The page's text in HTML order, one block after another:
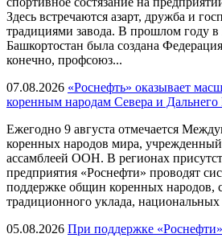
Здесь встречаются азарт, дружба и
традициями завода. В прошлом году в
Башкортостан была создана
конечно, профсоюз...
07.08.2026 «Роснефть» оказывает
коренным народам Севера и Дальнего
Ежегодно 9 августа отмечается
коренных народов мира,
ассамблеей ООН. В регионах
предприятия «Роснефти» проводят
поддержке общин коренных народов,
традиционного уклада, национальных
05.08.2026 При поддержке